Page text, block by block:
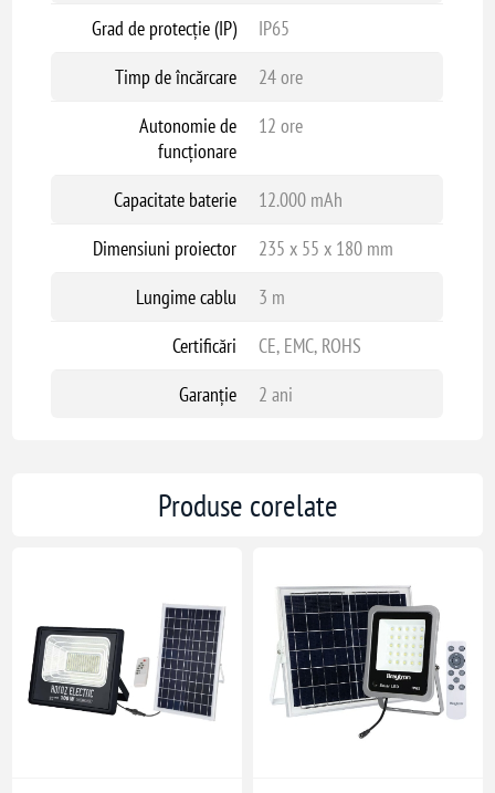
Grad de protecție (IP)
IP65
Timp de încărcare
24 ore
Autonomie de
funcționare
12 ore
Capacitate baterie
12.000 mAh
Dimensiuni proiector
235 x 55 x 180 mm
Lungime cablu
3 m
Certificări
CE, EMC, ROHS
Garanție
2 ani
Produse corelate